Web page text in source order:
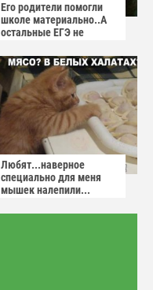
Его родители помогли
школе материально..А
остальные ЕГЭ не
Любят...наверное
специально для меня
мышек налепили...